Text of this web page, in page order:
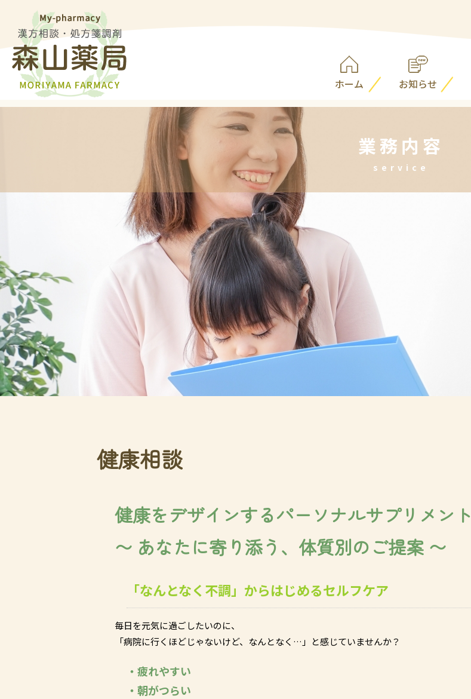
ホーム お知らせ
業務内容
service
健康相談
健康をデザインするパーソナルサプリメント
〜 あなたに寄り添う、体質別のご提案 〜
「なんとなく不調」からはじめるセルフケア
毎日を元気に過ごしたいのに、
「病院に行くほどじゃないけど、なんとなく…」と感じていませんか？
・疲れやすい
・朝がつらい